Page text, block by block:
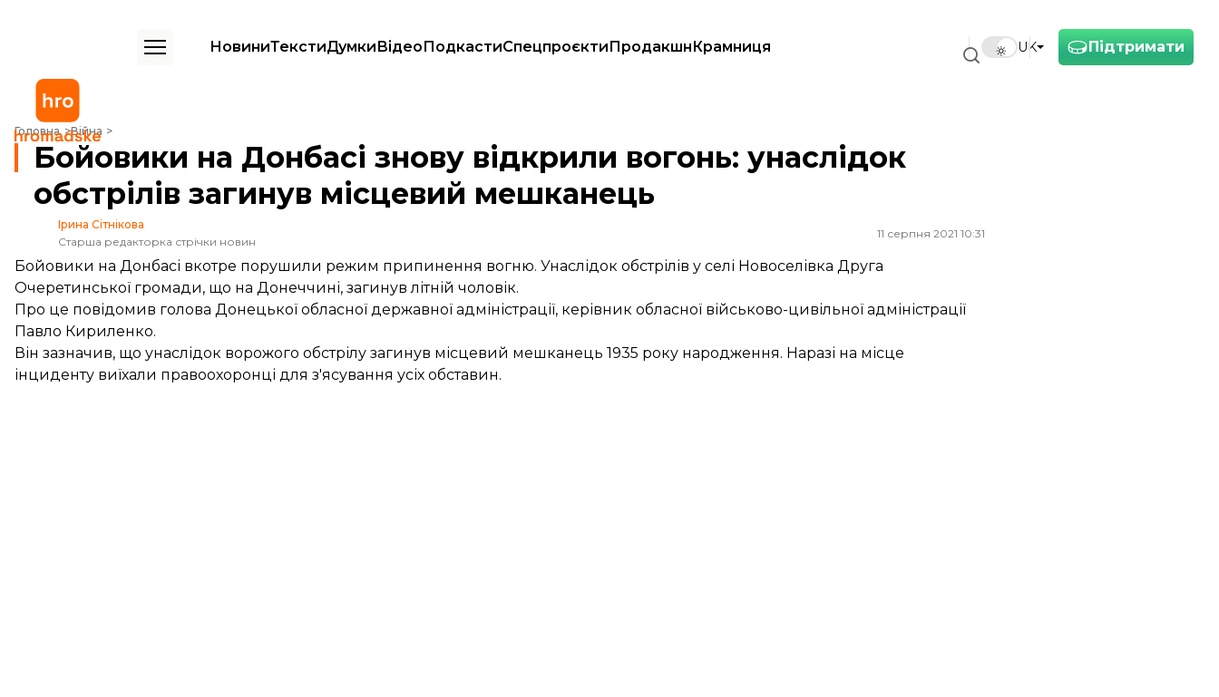
Підтримати
UK
НовиниТекстиДумкиВідеоПодкастиСпецпроєктиПродакшнКрамниця
Головна Війна
Бойовики на Донбасі знову відкрили вогонь: унаслідок обстрілів загинув місцевий мешканець
Бойовики на Донбасі знову відкрили вогонь: унаслідок
обстрілів загинув місцевий мешканець
Ірина Сітнікова
Старша редакторка стрічки новин
11 серпня 2021 10:31
Бойовики на Донбасі вкотре порушили режим припинення вогню. Унаслідок обстрілів у селі Новоселівка Друга
Очеретинської громади, що на Донеччині, загинув літній чоловік.
Про це повідомив голова Донецької обласної державної адміністрації, керівник обласної військово-цивільної адміністрації
Павло Кириленко.
Він зазначив, що унаслідок ворожого обстрілу загинув місцевий мешканець 1935 року народження. Наразі на місце
інциденту виїхали правоохоронці для з'ясування усіх обставин.